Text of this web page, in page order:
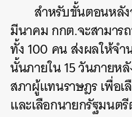
สำหรับขั้นตอนหลั
มีนาคม กกต.จะสามา
ทั้ง 100 คน ส่งผลให้จำ
นั้นภายใน 15 วันภายห
สภาผู้แทนราษฎร เพื่อ
และเลือกนายกรัฐมนต